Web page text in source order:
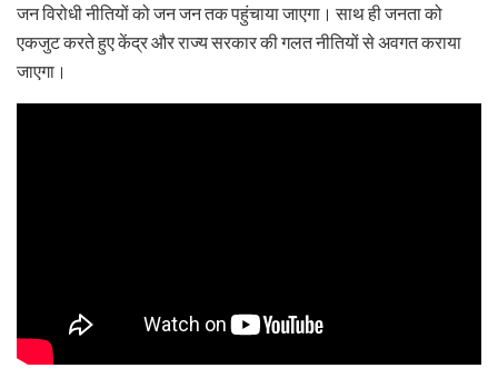
जन विरोधी नीतियों को जन जन तक पहुंचाया जाएगा। साथ ही जनता को
एकजुट करते हुए केंद्र और राज्य सरकार की गलत नीतियों से अवगत कराया
जाएगा।